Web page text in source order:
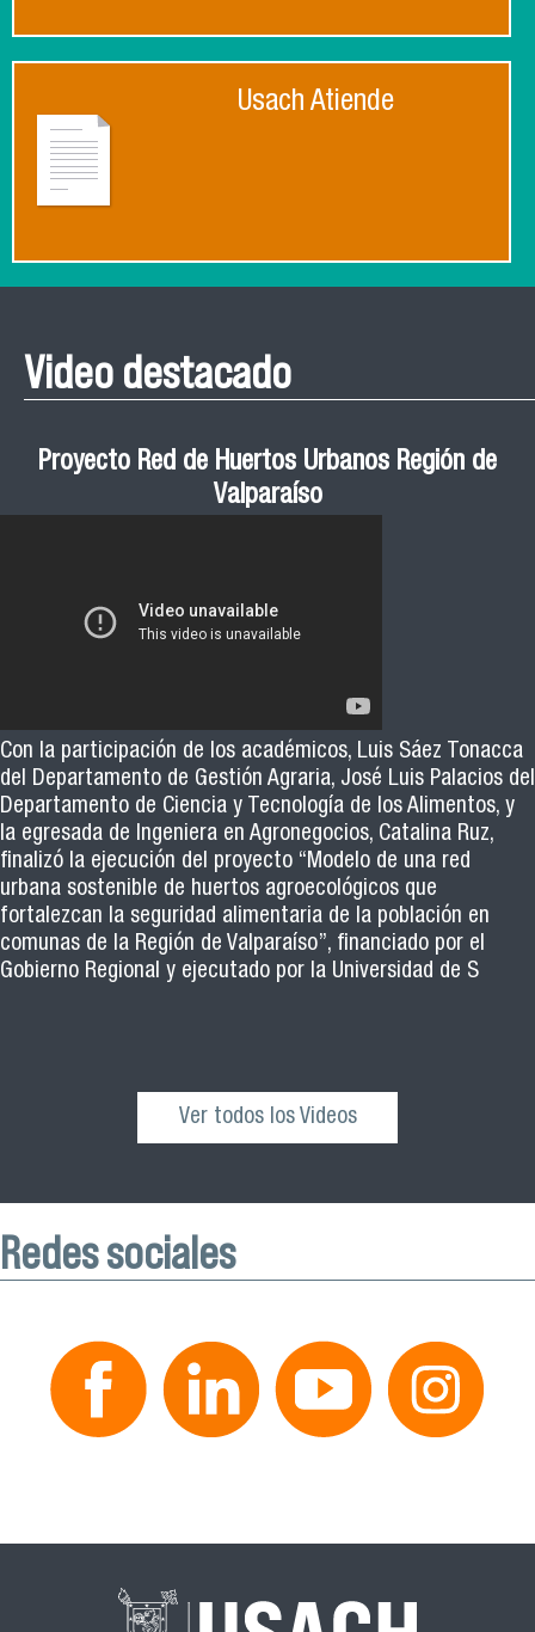
Usach Atiende
Video destacado
Proyecto Red de Huertos Urbanos Región de
Valparaíso
Con la participación de los académicos, Luis Sáez Tonacca
del Departamento de Gestión Agraria, José Luis Palacios del
Departamento de Ciencia y Tecnología de los Alimentos, y
la egresada de Ingeniera en Agronegocios, Catalina Ruz,
finalizó la ejecución del proyecto “Modelo de una red
urbana sostenible de huertos agroecológicos que
fortalezcan la seguridad alimentaria de la población en
comunas de la Región de Valparaíso”, financiado por el
Gobierno Regional y ejecutado por la Universidad de S
Ver todos los Videos
Redes sociales